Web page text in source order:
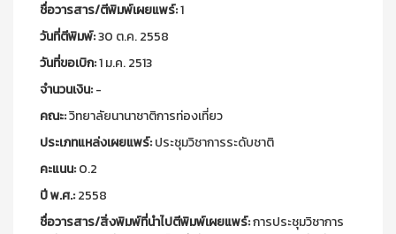
ชื่อวารสาร/ตีพิมพ์เผยแพร์:1
วันที่ตีพิมพ์:30 ต.ค. 2558
วันที่ขอเบิก:1 ม.ค. 2513
จำนวนเงิน:-
คณะ:วิทยาลัยนานาชาติการท่องเที่ยว
ประเภทแหล่งเผยแพร์:ประชุมวิชาการระดับชาติ
คะแนน:0.2
ปี พ.ศ.:2558
ชื่อวารสาร/สิ่งพิมพ์ที่นำไปตีพิมพ์เผยแพร์:การประชุมวิชาการ